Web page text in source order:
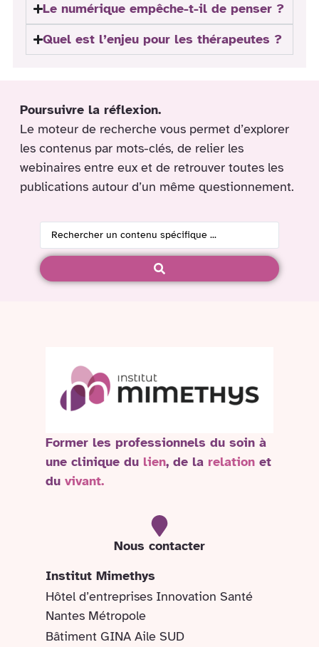
Le numérique empêche-t-il de penser ?
Quel est l’enjeu pour les thérapeutes ?
Poursuivre la réflexion.
Le moteur de recherche vous permet d’explorer
les contenus par mots-clés, de relier les
webinaires entre eux et de retrouver toutes les
publications autour d’un même questionnement.
Former les professionnels du soin à
une clinique du lien, de la relation et
du vivant.
Nous contacter
Institut Mimethys
Hôtel d’entreprises Innovation Santé
Nantes Métropole
Bâtiment GINA Aile SUD